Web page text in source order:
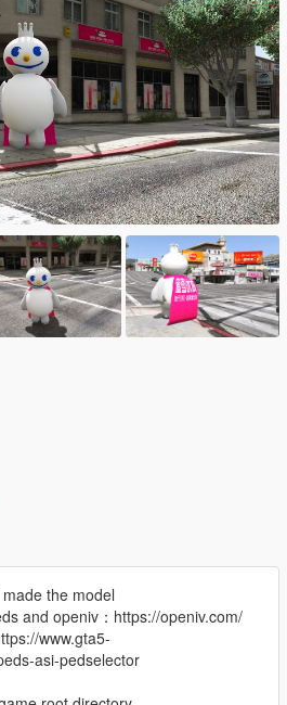
the model
and openiv：https://openiv.com/
www.gta5-
asi-pedselector